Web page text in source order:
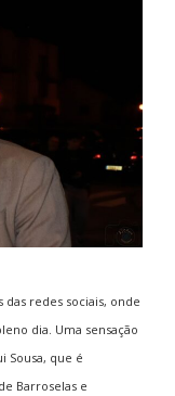
redes sociais, onde
dia. Uma sensação
Sousa, que é
Barroselas e